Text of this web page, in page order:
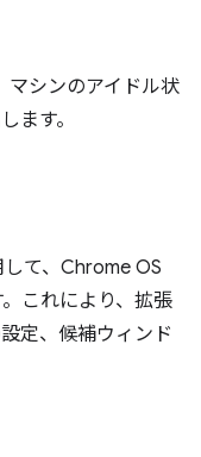
マシンのアイドル状
ます。
て、Chrome OS
これにより、拡張
定、候補ウィンド